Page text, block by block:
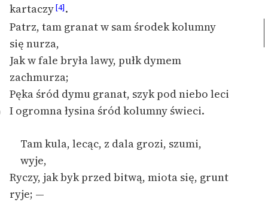
O projekcie
Zespół
Zasady wykorzystania
Wolnych Lektur
Logotypy
Materiały promocyjne
Polityka prywatności
Regulamin biblioteki
kartaczy[4].
Patrz, tam granat w sam środek kolumny
się nurza,
Jak w fale bryła lawy, pułk dymem
zachmurza;
Pęka śród dymu granat, szyk pod niebo leci
I ogromna łysina śród kolumny świeci.
Tam kula, lecąc, z dala grozi, szumi,
wyje,
Ryczy, jak byk przed bitwą, miota się, grunt
ryje; —